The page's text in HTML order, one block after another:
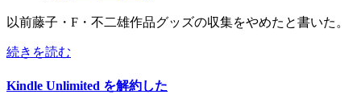
以前藤子・F・不二雄作品グッズの収集をやめたと書いた。
続きを読む
Kindle Unlimited を解約した